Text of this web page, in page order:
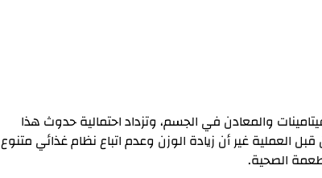
والمعادن في الجسم، وتزداد احتمالية حدوث هذا
العملية غير أن زيادة الوزن وعدم اتباع نظام غذائي متنوع
الصحية.